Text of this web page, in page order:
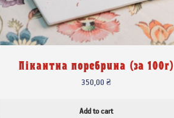
Пікантна поребрина (за 100г)
350,00 ₴
Add to cart